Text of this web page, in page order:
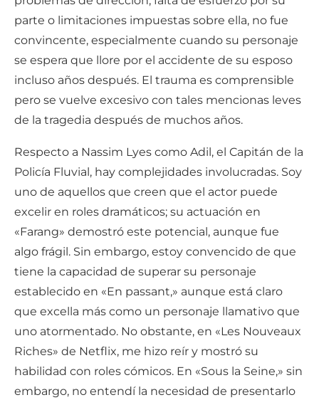
parte o limitaciones impuestas sobre ella, no fue
convincente, especialmente cuando su personaje
se espera que llore por el accidente de su esposo
incluso años después. El trauma es comprensible
pero se vuelve excesivo con tales mencionas leves
de la tragedia después de muchos años.
Respecto a Nassim Lyes como Adil, el Capitán de la
Policía Fluvial, hay complejidades involucradas. Soy
uno de aquellos que creen que el actor puede
excelir en roles dramáticos; su actuación en
«Farang» demostró este potencial, aunque fue
algo frágil. Sin embargo, estoy convencido de que
tiene la capacidad de superar su personaje
establecido en «En passant,» aunque está claro
que excella más como un personaje llamativo que
uno atormentado. No obstante, en «Les Nouveaux
Riches» de Netflix, me hizo reír y mostró su
habilidad con roles cómicos. En «Sous la Seine,» sin
embargo, no entendí la necesidad de presentarlo